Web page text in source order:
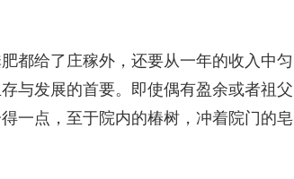
都给了庄稼外，还要从一年的收入中匀
与发展的首要。即使偶有盈余或者祖父
一点，至于院内的椿树，冲着院门的皂